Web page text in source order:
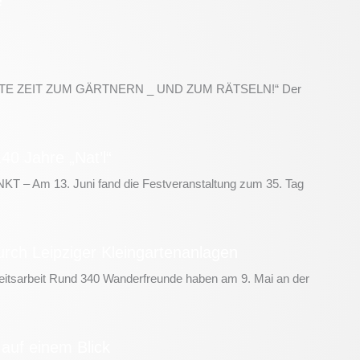
ZEIT ZUM GÄRTNERN _ UND ZUM RÄTSELN!“ Der
– Am 13. Juni fand die Festveranstaltung zum 35. Tag
Rund 340 Wanderfreunde haben am 9. Mai an der